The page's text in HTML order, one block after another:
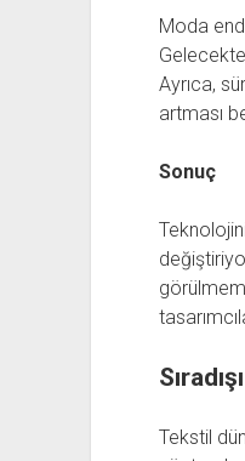
Moda
Ayrıca,
artması
Sonuç
Tekstil